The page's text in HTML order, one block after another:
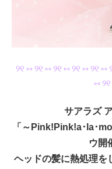
୨୧ ⑅ ୨୧ ⑅ ୨୧ ⑅ ୨୧ ⑅ ୨୧ ⑅
⑅
サアラズ
「～Pink!Pink!a･la･
ウ開
ヘッドの髪に熱処理を